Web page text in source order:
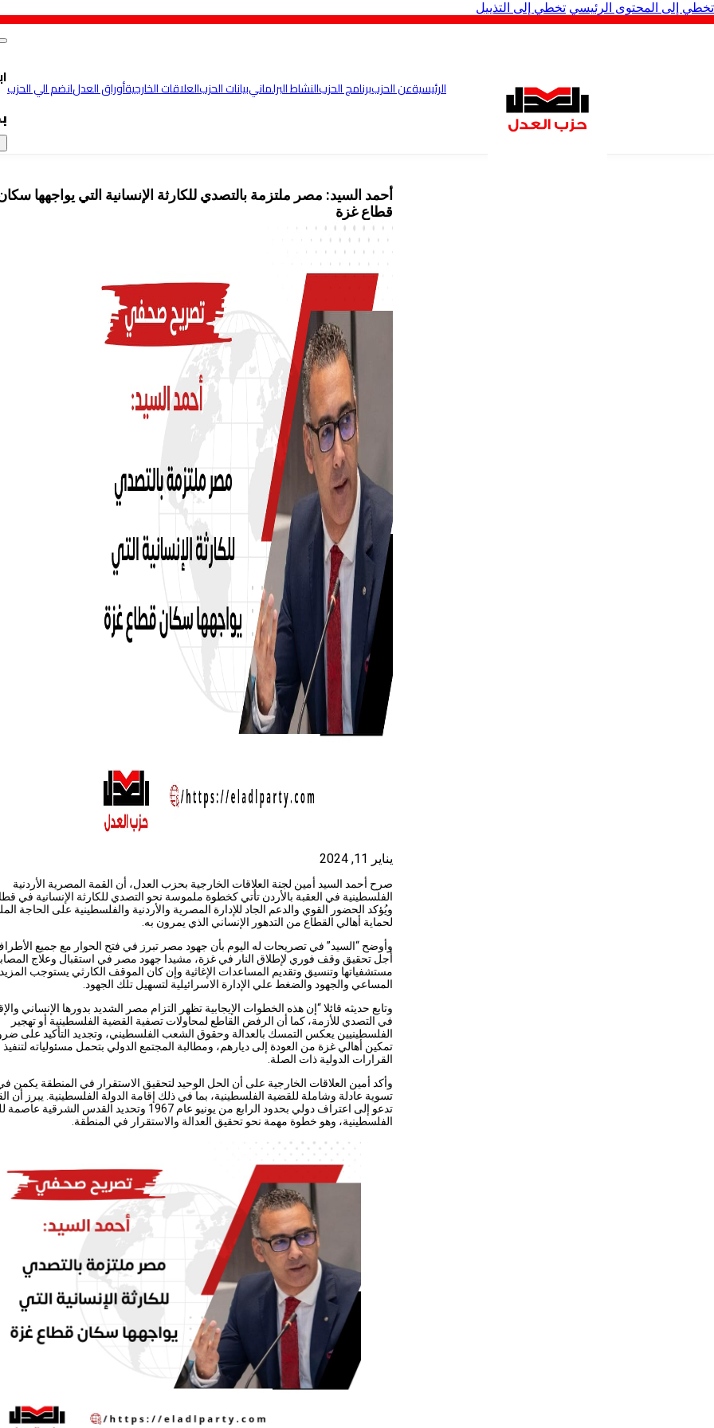
تخطي إلى المحتوى الرئيسي تخطي إلى التذييل
الرئيسيةعن الحزببرنامج الحزبالنشاط البرلمانيبيانات الحزبالعلاقات الخارجيةأوراق العدلانضم الي الحزب
أحمد السيد: مصر ملتزمة بالتصدي للكارثة الإنسانية التي يواجهها
قطاع غزة
يناير 11, 2024
صرح أحمد السيد أمين لجنة العلاقات الخارجية بحزب العدل، أن القمة المصرية الأردنية
الفلسطينية في العقبة بالأردن تأتي كخطوة ملموسة نحو التصدي للكارثة الإنسانية في
ويُؤكد الحضور القوي والدعم الجاد للإدارة المصرية والأردنية والفلسطينية على الحاجة
لحماية أهالي القطاع من التدهور الإنساني الذي يمرون به.
وأوضح “السيد” في تصريحات له اليوم بأن جهود مصر تبرز في فتح الحوار مع جميع
أجل تحقيق وقف فوري لإطلاق النار في غزة، مشيدا جهود مصر في استقبال وعلاج
مستشفياتها وتنسيق وتقديم المساعدات الإغاثية وإن كان الموقف الكارثي يستوجب
المساعي والجهود والضغط علي الإدارة الاسرائيلية لتسهيل تلك الجهود.
وتابع حديثه قائلا “إن هذه الخطوات الإيجابية تظهر التزام مصر الشديد بدورها الإنساني
في التصدي للأزمة، كما أن الرفض القاطع لمحاولات تصفية القضية الفلسطينية أو تهجير
الفلسطينيين يعكس التمسك بالعدالة وحقوق الشعب الفلسطيني، وتجديد التأكيد على
تمكين أهالي غزة من العودة إلى ديارهم، ومطالبة المجتمع الدولي بتحمل مسئولياته لتنفيذ
القرارات الدولية ذات الصلة.
وأكد أمين العلاقات الخارجية على أن الحل الوحيد لتحقيق الاستقرار في المنطقة يكمن
تسوية عادلة وشاملة للقضية الفلسطينية، بما في ذلك إقامة الدولة الفلسطينية. يبرز أن
تدعو إلى اعتراف دولي بحدود الرابع من يونيو عام 1967 وتحديد القدس الشرقية
الفلسطينية، وهو خطوة مهمة نحو تحقيق العدالة والاستقرار في المنطقة.